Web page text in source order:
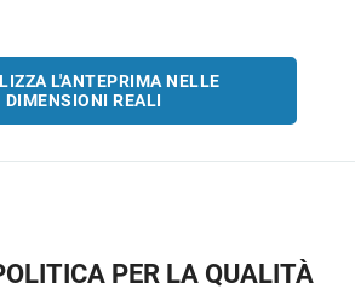
L'ANTEPRIMA NELLE
DIMENSIONI REALI
PER LA QUALITÀ